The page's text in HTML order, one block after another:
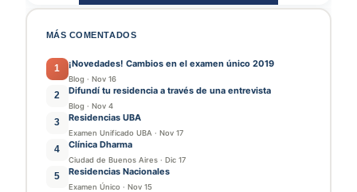
MÁS COMENTADOS
1 ¡Novedades! Cambios en el examen único 2019
Blog · Nov 16
2 Difundí tu residencia a través de una entrevista
Blog · Nov 4
3 Residencias UBA
Examen Unificado UBA · Nov 17
4 Clínica Dharma
Ciudad de Buenos Aires · Dic 17
5 Residencias Nacionales
Examen Único · Nov 15